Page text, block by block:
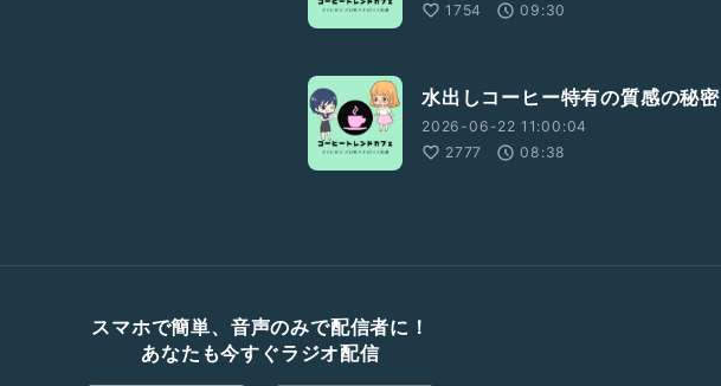
1754
09:30
水出しコーヒー特有の質感の秘密
2026-06-22 11:00:04
2777
08:38
スマホで簡単、音声のみで配信者に！
あなたも今すぐラジオ配信